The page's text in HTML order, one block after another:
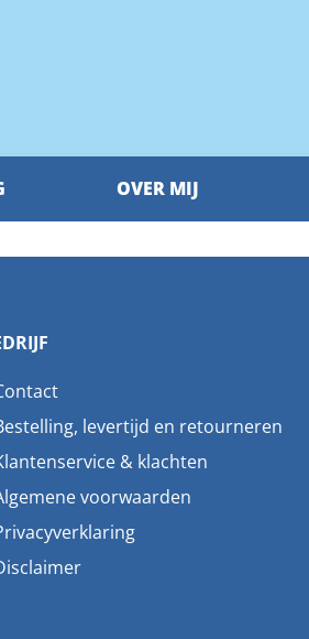
OVER MIJ
levertijd en retourneren
& klachten
voorwaarden